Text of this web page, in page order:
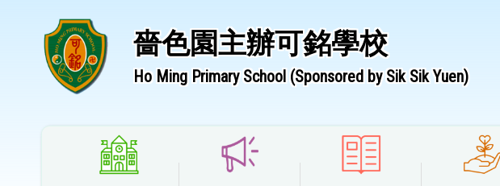
嗇色園主辦可銘學校
Ho Ming Primary School (Sponsored by Sik Sik Yuen)